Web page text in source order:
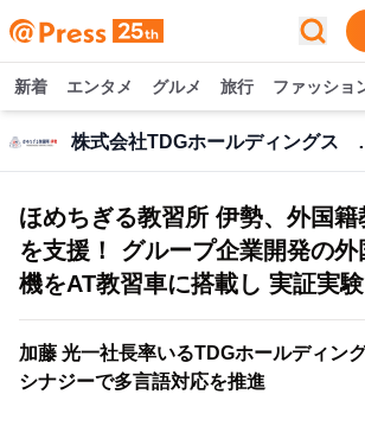
新着 エンタメ グルメ 旅行 ファッショ
株式会社
ほめちぎる教習所 伊勢、外国籍
を支援！ グループ企業開発の
機をAT教習車に搭載し 実証実
加藤 光一社長率いるTDGホールディン
シナジーで多言語対応を推進